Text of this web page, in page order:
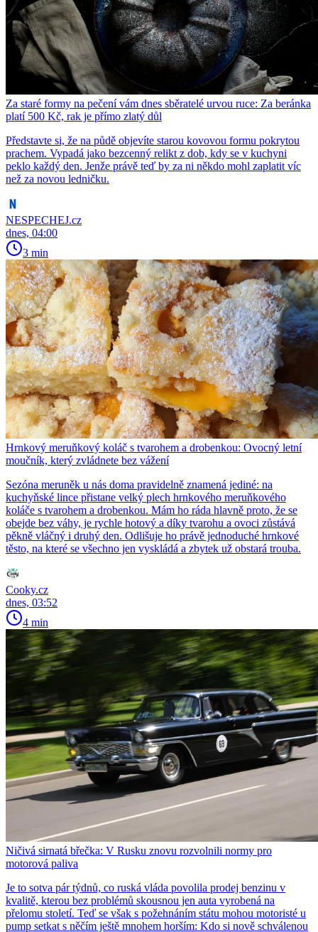
Za staré formy na pečení vám dnes sběratelé urvou ruce: Za beránka
platí 500 Kč, rak je přímo zlatý důl
Představte si, že na půdě objevíte starou kovovou formu pokrytou
prachem. Vypadá jako bezcenný relikt z dob, kdy se v kuchyni
peklo každý den. Jenže právě teď by za ni někdo mohl zaplatit víc
než za novou ledničku.
NESPECHEJ.cz
dnes, 04:00
3 min
Hrnkový meruňkový koláč s tvarohem a drobenkou: Ovocný letní
moučník, který zvládnete bez vážení
Sezóna meruněk u nás doma pravidelně znamená jediné: na
kuchyňské lince přistane velký plech hrnkového meruňkového
koláče s tvarohem a drobenkou. Mám ho ráda hlavně proto, že se
obejde bez váhy, je rychle hotový a díky tvarohu a ovoci zůstává
pěkně vláčný i druhý den. Odlišuje ho právě jednoduché hrnkové
těsto, na které se všechno jen vyskládá a zbytek už obstará trouba.
Cooky.cz
dnes, 03:52
4 min
Ničivá sirnatá břečka: V Rusku znovu rozvolnili normy pro
motorová paliva
Je to sotva pár týdnů, co ruská vláda povolila prodej benzinu v
kvalitě, kterou bez problémů skousnou jen auta vyrobená na
přelomu století. Teď se však s požehnáním státu mohou motoristé u
pump setkat s něčím ještě mnohem horším: Kdo si nově schválenou